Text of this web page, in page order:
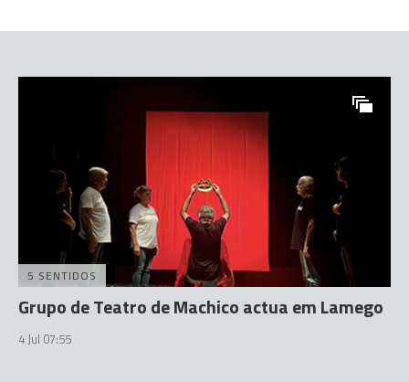
5 SENTIDOS
Grupo de Teatro de Machico actua em Lamego
4 Jul 07:55